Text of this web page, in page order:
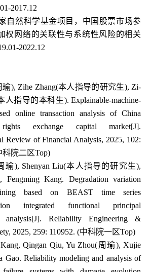
2017.12
自然科学基金项目，中国股票市场参
权网络的关联性与系统性风险的相关
2022.12
瑜), Zihe Zhang(本人指导的研究生), Zi-
人指导的本科生). Explainable-machine-
online transaction analysis of China
exchange capital market[J].
Review of Financial Analysis, 2025, 102:
科院二区Top)
瑜), Shenyan Liu(本人指导的研究生),
Fengming Kang. Degradation variation
based on BEAST time series
integrated functional principal
analysis[J]. Reliability Engineering &
2025, 259: 110952. (中科院一区Top)
Qingan Qiu, Yu Zhou(周瑜), Xujie
Gao. Reliability modeling and analysis of